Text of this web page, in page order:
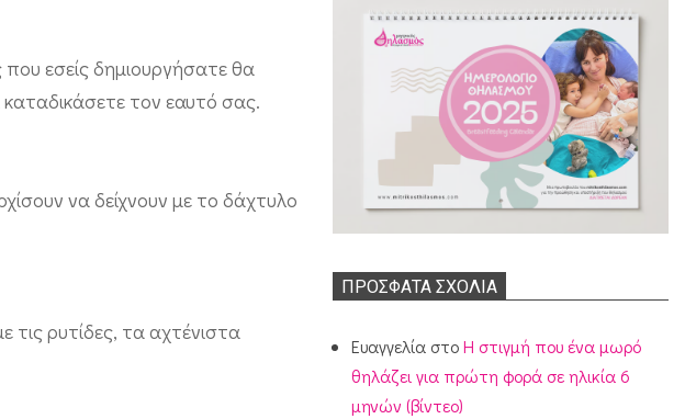
εσείς δημιουργήσατε θα
τον εαυτό σας.
να δείχνουν με το δάχτυλο
τις ρυτίδες, τα αχτένιστα
ΠΡΌΣΦΑΤΑ ΣΧΌΛΙΑ
Ευαγγελία στοΗ στιγμή που ένα μωρό
θηλάζει για πρώτη φορά σε ηλικία 6
μηνών (βίντεο)